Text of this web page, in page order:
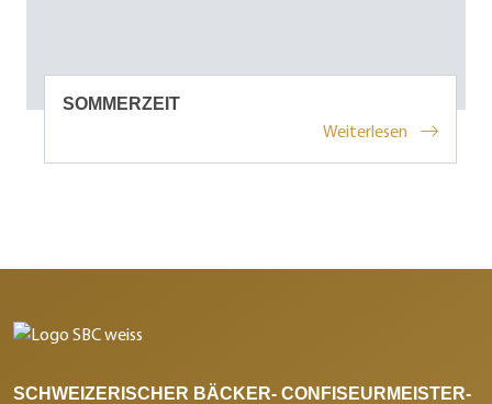
SOMMERZEIT
Weiterlesen
SCHWEIZERISCHER BÄCKER- CONFISEURMEISTER-